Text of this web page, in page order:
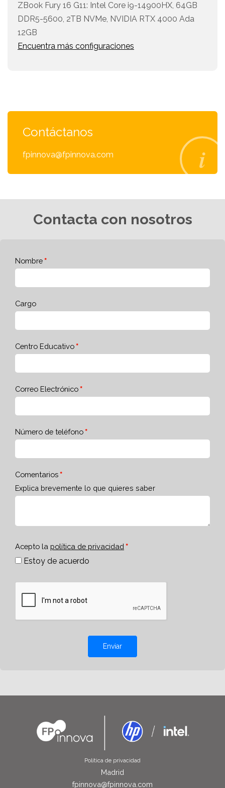
ZBook Fury 16 G11: Intel Core i9-14900HX, 64GB
DDR5-5600, 2TB NVMe, NVIDIA RTX 4000 Ada
12GB
Encuentra más configuraciones
Contáctanos
fpinnova@fpinnova.com
Contacta con nosotros
Nombre
Cargo
Centro Educativo
Correo Electrónico
Número de teléfono
Comentarios
Explica brevemente lo que quieres saber
Acepto la política de privacidad
Estoy de acuerdo
Enviar
Política de privacidad
Madrid
fpinnova@fpinnova.com